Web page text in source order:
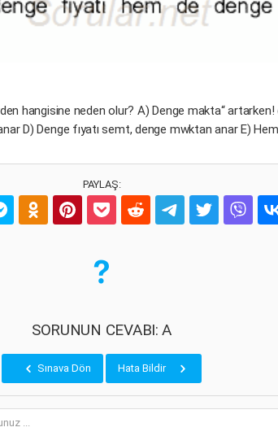
hangisine neden olur? A) Denge makta“
D) Denge fıyatı semt, denge mwktan anar E)
PAYLAŞ:
SORUNUN CEVABI: A
Sınava Dön Hata Bildir